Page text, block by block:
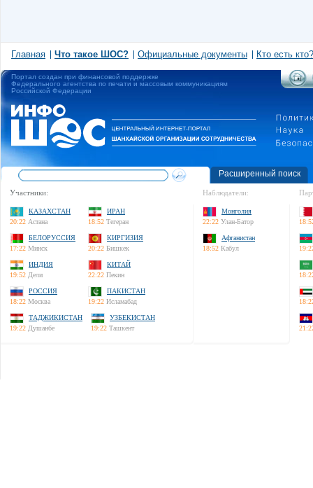
Главная Что такое ШОС? Официальные документы Кто есть кто?
Портал создан при финансовой поддержке
Федерального агентства по печати и массовым коммуникациям
Российской Федерации
Расширенный поиск
Участники:
КАЗАХСТАН
20:22 Астана
ИРАН
18:52 Тегеран
БЕЛОРУССИЯ
17:22 Минск
КИРГИЗИЯ
20:22 Бишкек
ИНДИЯ
19:52 Дели
КИТАЙ
22:22 Пекин
РОССИЯ
18:22 Москва
ПАКИСТАН
19:22 Исламабад
ТАДЖИКИСТАН
19:22 Душанбе
УЗБЕКИСТАН
19:22 Ташкент
Наблюдатели:
Монголия
22:22 Улан-Батор
Афганистан
18:52 Кабул